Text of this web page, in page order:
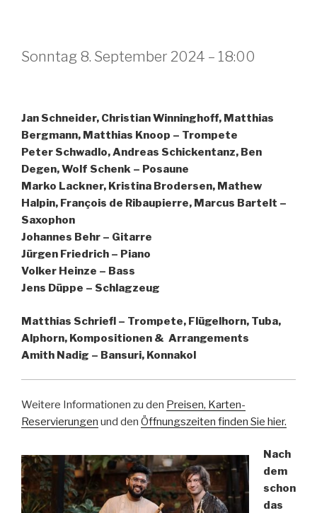
Sonntag 8. September 2024 – 18:00
Jan Schneider, Christian Winninghoff, Matthias
Bergmann, Matthias Knoop – Trompete
Peter Schwadlo, Andreas Schickentanz, Ben
Degen, Wolf Schenk – Posaune
Marko Lackner, Kristina Brodersen, Mathew
Halpin, François de Ribaupierre, Marcus Bartelt –
Saxophon
Johannes Behr – Gitarre
Jürgen Friedrich – Piano
Volker Heinze – Bass
Jens Düppe – Schlagzeug
Matthias Schriefl – Trompete, Flügelhorn, Tuba,
Alphorn, Kompositionen & Arrangements
Amith Nadig – Bansuri, Konnakol
Weitere Informationen zu den Preisen, Karten-
Reservierungen und den Öffnungszeiten finden Sie hier.
Nach
dem
schon
das